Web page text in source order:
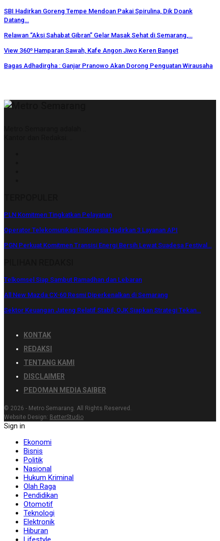
SBI Hadirkan Goreng Tempe Mendoan Pakai Spirulina, Dik Doank
Datang…
Relawan “Aksi Sahabat Gibran” Gelar Masak Sehat di Semarang,…
View 360⁰ Hamparan Sawah, Kafe Angon Jiwo Keren Banget
Bagas Adhadirgha : Ganjar Pranowo Akan Dorong Penguatan Wirausaha
PLN Komitmen Tingkatkan Pelayanan
Operator Telekomunikasi Indonesia Hadirkan 3 Layanan API
PGN Perkuat Komitmen Transisi Energi Bersih Lewat Suadesa Festival…
Telkomsel Siap Sambut Ramadhan dan Lebaran
All New Mazda CX-60 Resmi Diperkenalkan di Semarang
Sektor Keuangan Jateng Relatif Stabil, OJK Siapkan Strategi Tekan…
KONTAK
REDAKSI
TENTANG KAMI
DISCLAIMER
PEDOMAN MEDIA SAIBER
© 2026 - Metro Semarang. All Rights Reserved.
Website Design: BetterStudio
Sign in
Ekonomi
Bisnis
Politik
Nasional
Hukum Kriminal
Olah Raga
Pendidikan
Otomotif
Teknologi
Elektronik
Hiburan